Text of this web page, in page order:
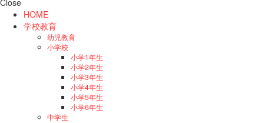
HOME
学校教育
幼児教育
小学校
小学1年生
小学2年生
小学3年生
小学4年生
小学5年生
小学6年生
中学生